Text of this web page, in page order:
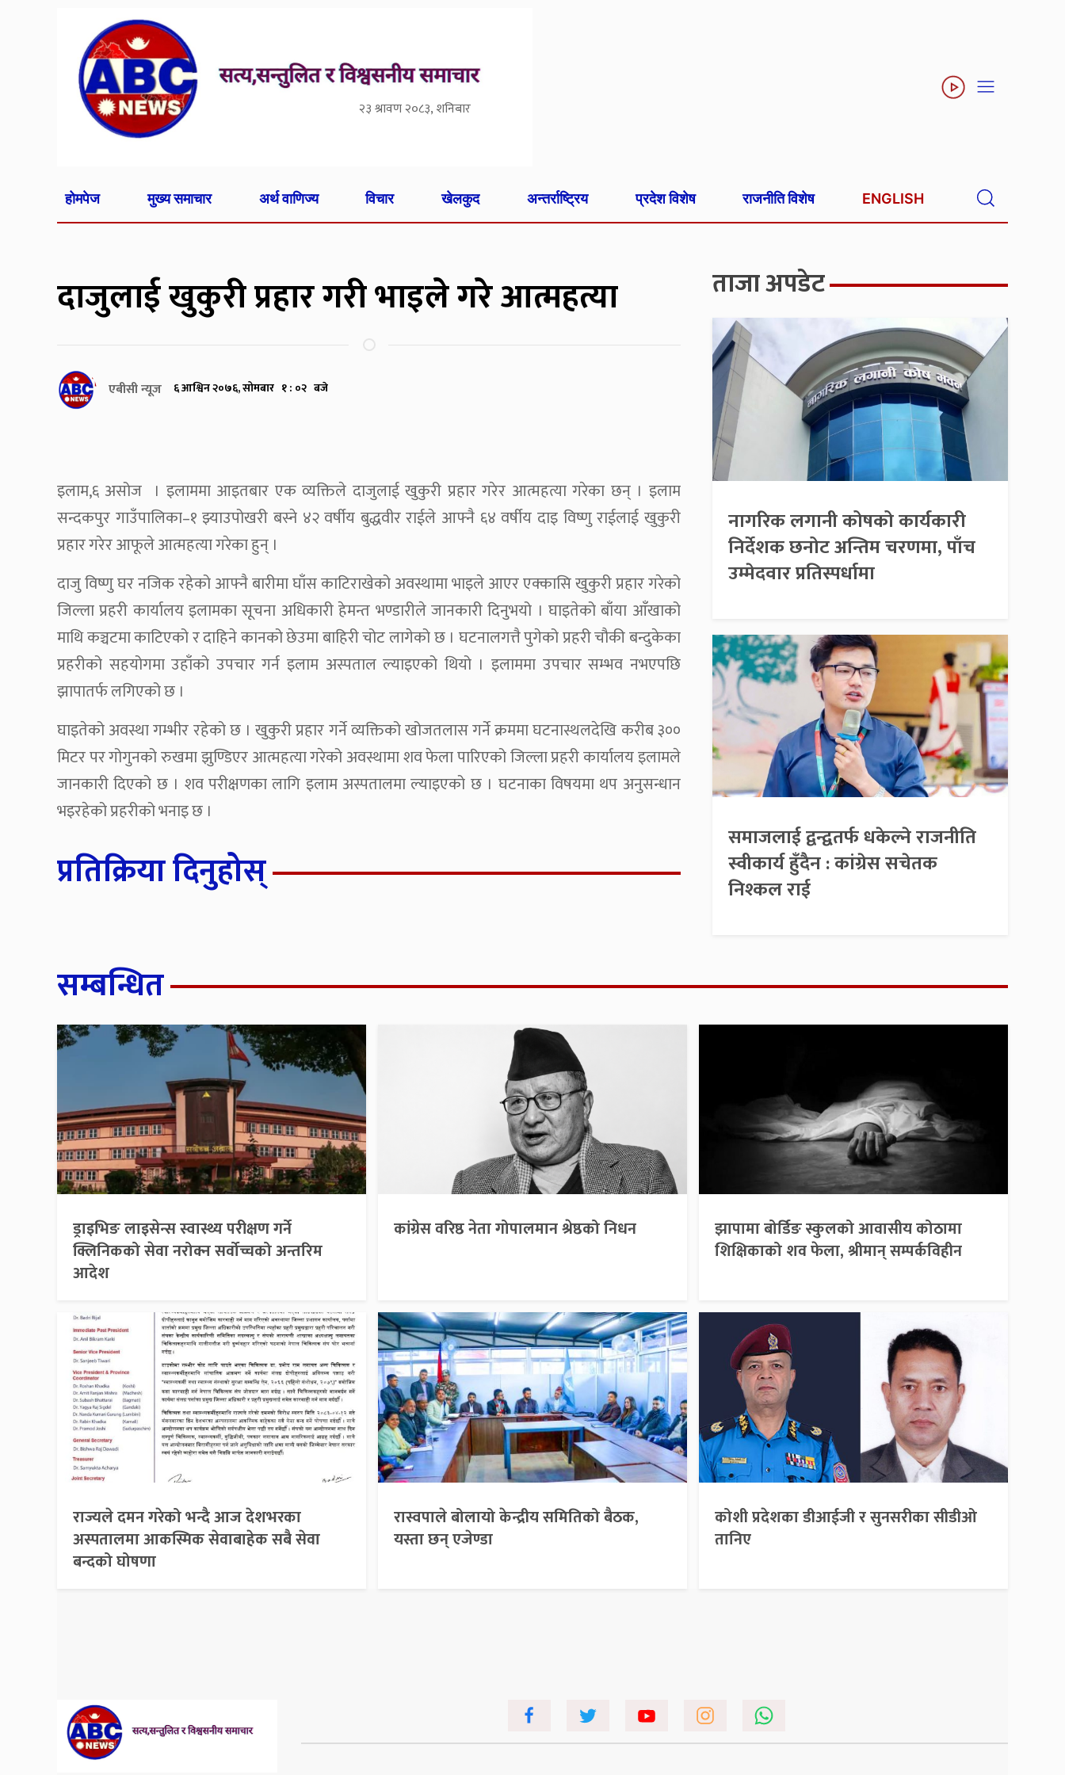
२३ श्रावण २०८३, शनिबार
होमपेज मुख्य समाचार अर्थ वाणिज्य विचार खेलकुद अन्तर्राष्ट्रिय प्रदेश विशेष राजनीति विशेष ENGLISH
दाजुलाई खुकुरी प्रहार गरी भाइले गरे आत्महत्या
एबीसी न्यूज ६ आश्विन २०७६, सोमबार १ : ०२ बजे
इलाम,६ असोज । इलाममा आइतबार एक व्यक्तिले दाजुलाई खुकुरी प्रहार गरेर आत्महत्या गरेका छन् । इलाम
सन्दकपुर गाउँपालिका–१ झ्याउपोखरी बस्ने ४२ वर्षीय बुद्धवीर राईले आफ्नै ६४ वर्षीय दाइ विष्णु राईलाई खुकुरी
प्रहार गरेर आफूले आत्महत्या गरेका हुन् ।
दाजु विष्णु घर नजिक रहेको आफ्नै बारीमा घाँस काटिराखेको अवस्थामा भाइले आएर एक्कासि खुकुरी प्रहार गरेको
जिल्ला प्रहरी कार्यालय इलामका सूचना अधिकारी हेमन्त भण्डारीले जानकारी दिनुभयो । घाइतेको बाँया आँखाको
माथि कञ्चटमा काटिएको र दाहिने कानको छेउमा बाहिरी चोट लागेको छ । घटनालगत्तै पुगेको प्रहरी चौकी बन्दुकेका
प्रहरीको सहयोगमा उहाँको उपचार गर्न इलाम अस्पताल ल्याइएको थियो । इलाममा उपचार सम्भव नभएपछि
झापातर्फ लगिएको छ ।
घाइतेको अवस्था गम्भीर रहेको छ । खुकुरी प्रहार गर्ने व्यक्तिको खोजतलास गर्ने क्रममा घटनास्थलदेखि करीब ३००
मिटर पर गोगुनको रुखमा झुण्डिएर आत्महत्या गरेको अवस्थामा शव फेला पारिएको जिल्ला प्रहरी कार्यालय इलामले
जानकारी दिएको छ । शव परीक्षणका लागि इलाम अस्पतालमा ल्याइएको छ । घटनाका विषयमा थप अनुसन्धान
भइरहेको प्रहरीको भनाइ छ ।
प्रतिक्रिया दिनुहोस्
ताजा अपडेट
नागरिक लगानी कोषको कार्यकारी
निर्देशक छनोट अन्तिम चरणमा, पाँच
उम्मेदवार प्रतिस्पर्धामा
समाजलाई द्वन्द्वतर्फ धकेल्ने राजनीति
स्वीकार्य हुँदैन : कांग्रेस सचेतक
निश्कल राई
सम्बन्धित
ड्राइभिङ लाइसेन्स स्वास्थ्य परीक्षण गर्ने
क्लिनिकको सेवा नरोक्न सर्वोच्चको अन्तरिम
आदेश
कांग्रेस वरिष्ठ नेता गोपालमान श्रेष्ठको निधन
झापामा बोर्डिङ स्कुलको आवासीय कोठामा
शिक्षिकाको शव फेला, श्रीमान् सम्पर्कविहीन
राज्यले दमन गरेको भन्दै आज देशभरका
अस्पतालमा आकस्मिक सेवाबाहेक सबै सेवा
बन्दको घोषणा
रास्वपाले बोलायो केन्द्रीय समितिको बैठक,
यस्ता छन् एजेण्डा
कोशी प्रदेशका डीआईजी र सुनसरीका सीडीओ
तानिए